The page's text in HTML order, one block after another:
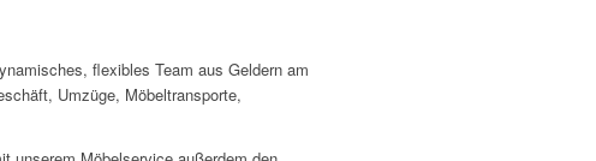
flexibles Team aus Geldern am
Umzüge, Möbeltransporte,